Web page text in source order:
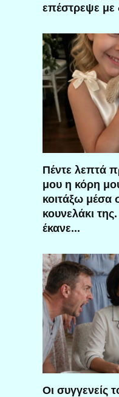
επέστρεψε με
Πέντε λεπτά
μου η κόρη
κοιτάξω μέσα
κουνελάκι
έκανε…
Οι συγγενείς